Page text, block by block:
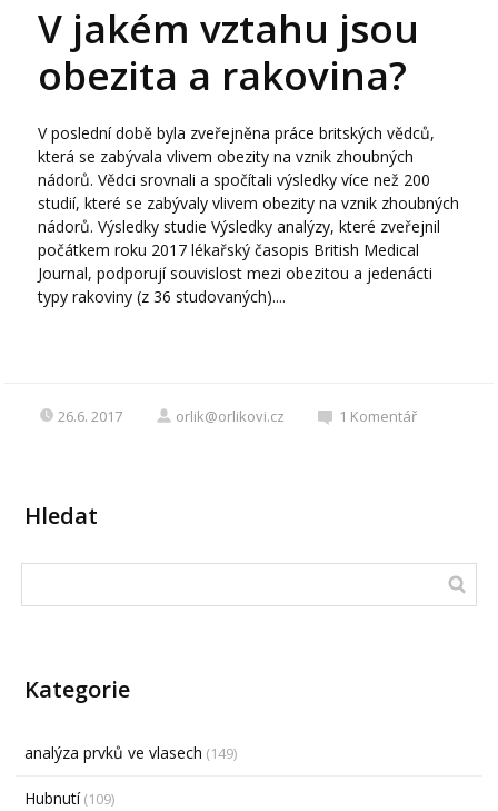
V jakém vztahu jsou
obezita a rakovina?
V poslední době byla zveřejněna práce britských vědců,
která se zabývala vlivem obezity na vznik zhoubných
nádorů. Vědci srovnali a spočítali výsledky více než 200
studií, které se zabývaly vlivem obezity na vznik zhoubných
nádorů. Výsledky studie Výsledky analýzy, které zveřejnil
počátkem roku 2017 lékařský časopis British Medical
Journal, podporují souvislost mezi obezitou a jedenácti
typy rakoviny (z 36 studovaných)....
26.6. 2017 orlik@orlikovi.cz 1 Komentář
Hledat
Kategorie
analýza prvků ve vlasech (149)
Hubnutí(109)